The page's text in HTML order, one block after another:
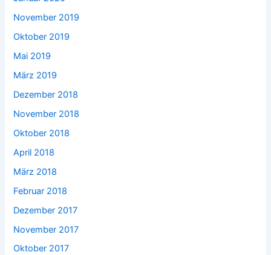
November 2019
Oktober 2019
Mai 2019
März 2019
Dezember 2018
November 2018
Oktober 2018
April 2018
März 2018
Februar 2018
Dezember 2017
November 2017
Oktober 2017